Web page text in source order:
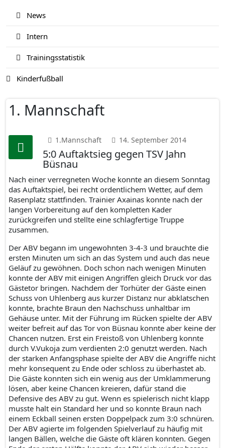
News
Intern
Trainingsstatistik
Kinderfußball
1. Mannschaft
1.Mannschaft 14. September 2014
5:0 Auftaktsieg gegen TSV Jahn
Büsnau
Nach einer verregneten Woche konnte an diesem Sonntag
das Auftaktspiel, bei recht ordentlichem Wetter, auf dem
Rasenplatz stattfinden. Trainier Axainas konnte nach der
langen Vorbereitung auf den kompletten Kader
zurückgreifen und stellte eine schlagfertige Truppe
zusammen.
Der ABV begann im ungewohnten 3-4-3 und brauchte die
ersten Minuten um sich an das System und auch das neue
Geläuf zu gewöhnen. Doch schon nach wenigen Minuten
konnte der ABV mit einigen Angriffen gleich Druck vor das
Gästetor bringen. Nachdem der Torhüter der Gäste einen
Schuss von Uhlenberg aus kurzer Distanz nur abklatschen
konnte, brachte Braun den Nachschuss unhaltbar im
Gehäuse unter. Mit der Führung im Rücken spielte der ABV
weiter befreit auf das Tor von Büsnau konnte aber keine der
Chancen nutzen. Erst ein Freistoß von Uhlenberg konnte
durch V.Vukoja zum verdienten 2:0 genutzt werden. Nach
der starken Anfangsphase spielte der ABV die Angriffe nicht
mehr konsequent zu Ende oder schloss zu überhastet ab.
Die Gäste konnten sich ein wenig aus der Umklammerung
lösen, aber keine Chancen kreieren, dafür stand die
Defensive des ABV zu gut. Wenn es spielerisch nicht klapp
musste halt ein Standard her und so konnte Braun nach
einem Eckball seinen ersten Doppelpack zum 3:0 schnüren.
Der ABV agierte im folgenden Spielverlauf zu häufig mit
langen Bällen, welche die Gäste oft klären konnten. Gegen